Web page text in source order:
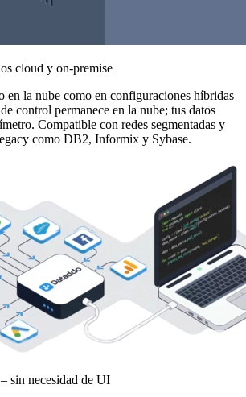
cloud y on-premise
en la nube como en configuraciones híbridas
control permanece en la nube; tus datos
Compatible con redes segmentadas y
como DB2, Informix y Sybase.
sin necesidad de UI